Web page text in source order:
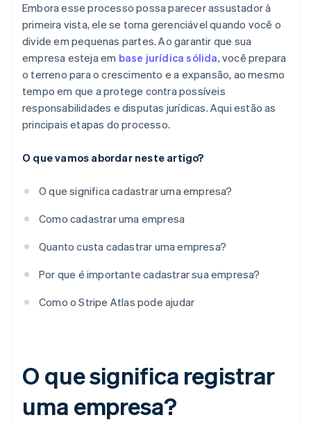
Embora esse processo possa parecer assustador à
primeira vista, ele se torna gerenciável quando você o
divide em pequenas partes. Ao garantir que sua
empresa esteja em base jurídica sólida, você prepara
o terreno para o crescimento e a expansão, ao mesmo
tempo em que a protege contra possíveis
responsabilidades e disputas jurídicas. Aqui estão as
principais etapas do processo.
O que vamos abordar neste artigo?
O que significa cadastrar uma empresa?
Como cadastrar uma empresa
Quanto custa cadastrar uma empresa?
Por que é importante cadastrar sua empresa?
Como o Stripe Atlas pode ajudar
O que significa registrar
uma empresa?